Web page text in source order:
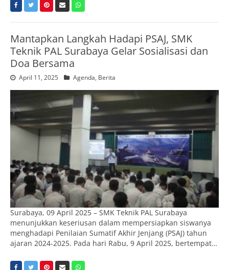
Mantapkan Langkah Hadapi PSAJ, SMK
Teknik PAL Surabaya Gelar Sosialisasi dan
Doa Bersama
April 11, 2025 Agenda, Berita
Surabaya, 09 April 2025 – SMK Teknik PAL Surabaya
menunjukkan keseriusan dalam mempersiapkan siswanya
menghadapi Penilaian Sumatif Akhir Jenjang (PSAJ) tahun
ajaran 2024-2025. Pada hari Rabu, 9 April 2025, bertempat…